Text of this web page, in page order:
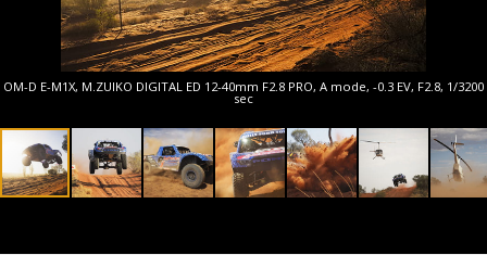
OM-D E-M1X, M.ZUIKO DIGITAL ED 12-40mm F2.8 PRO, A mode, -0.3 EV, F2.8, 1/3200
sec